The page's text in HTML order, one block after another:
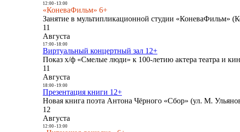
12:00- 13:00
«КоневаФильм» 6+
Занятие в мультипликационной студии «КоневаФильм»
11
Августа
17:00- 18:00
Виртуальный концертный зал 12+
Показ х/ф «Смелые люди» к 100-летию актера театра и
11
Августа
18:00- 19:00
Презентация книги 12+
Новая книга поэта Антона Чёрного «Сбор» (ул. М.
12
Августа
12:00- 13:00